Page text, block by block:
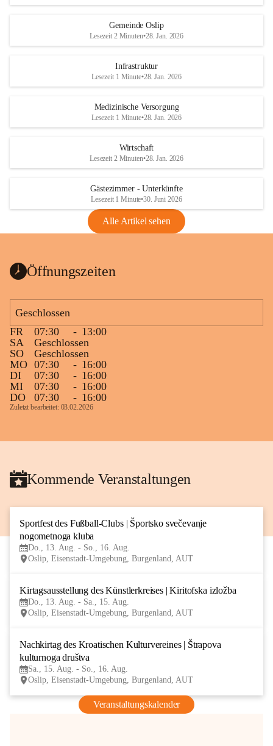
Gemeinde Oslip
Lesezeit 2 Minuten•28. Jan. 2026
Infrastruktur
Lesezeit 1 Minute•28. Jan. 2026
Medizinische Versorgung
Lesezeit 1 Minute•28. Jan. 2026
Wirtschaft
Lesezeit 2 Minuten•28. Jan. 2026
Gästezimmer - Unterkünfte
Lesezeit 1 Minute•30. Juni 2026
Alle Artikel sehen
Öffnungszeiten
Geschlossen
FR
07:30 - 13:00
SA
Geschlossen
SO
Geschlossen
MO 07:30 - 16:00
DI
07:30 - 16:00
MI
07:30 - 16:00
DO
07:30 - 16:00
Zuletzt bearbeitet: 03.02.2026
Kommende Veranstaltungen
Sportfest des Fußball-Clubs | Športsko svečevanje
nogometnoga kluba
Do., 13. Aug. - So., 16. Aug.
Oslip, Eisenstadt-Umgebung, Burgenland, AUT
Kirtagsausstellung des Künstlerkreises | Kiritofska izložba
Do., 13. Aug. - Sa., 15. Aug.
Oslip, Eisenstadt-Umgebung, Burgenland, AUT
Nachkirtag des Kroatischen Kulturvereines | Štrapova
kulturnoga društva
Sa., 15. Aug. - So., 16. Aug.
Oslip, Eisenstadt-Umgebung, Burgenland, AUT
Veranstaltungskalender